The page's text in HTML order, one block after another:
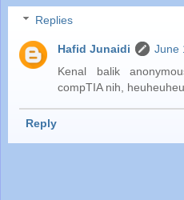
Replies
Hafid Junaidi
June
Kenal balik
compTIA nih, heuheuheu
Reply